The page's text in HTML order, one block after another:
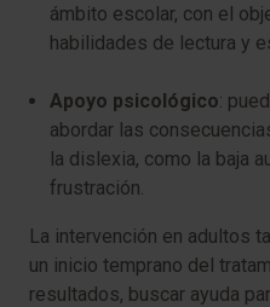
ámbito escolar, con el
habilidades de lectura y
Apoyo psicológico:
abordar las
la dislexia, como la baja
frustración.
La intervención en adultos
un inicio temprano del
resultados, buscar ayuda